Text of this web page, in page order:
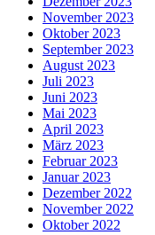
November 2023
Oktober 2023
September 2023
August 2023
Juli 2023
Juni 2023
Mai 2023
April 2023
März 2023
Februar 2023
Januar 2023
Dezember 2022
November 2022
Oktober 2022